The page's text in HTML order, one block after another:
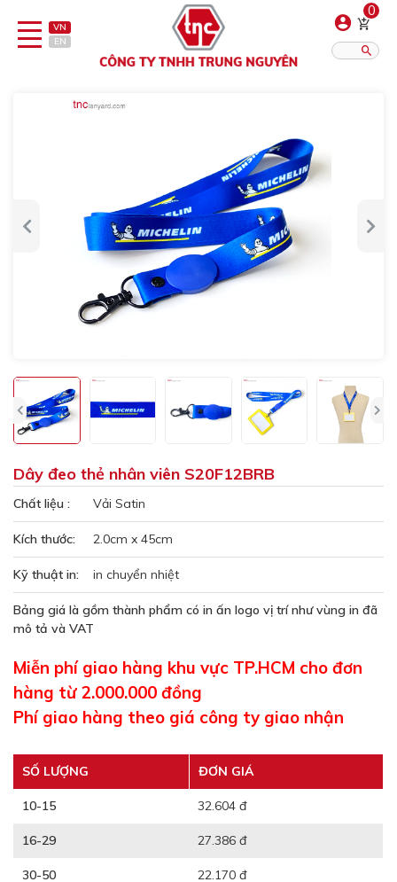
VN
EN
0
Dây đeo thẻ nhân viên S20F12BRB
Chất liệu : Vải Satin
Kích thước: 2.0cm x 45cm
Kỹ thuật in: in chuyển nhiệt
Bảng giá là gồm thành phẩm có in ấn logo vị trí như vùng in đã
mô tả và VAT
Miễn phí giao hàng khu vực TP.HCM cho đơn
hàng từ 2.000.000 đồng
Phí giao hàng theo giá công ty giao nhận
SỐ LƯỢNG ĐƠN GIÁ
10-15 32.604 đ
16-29 27.386 đ
30-50 22.170 đ